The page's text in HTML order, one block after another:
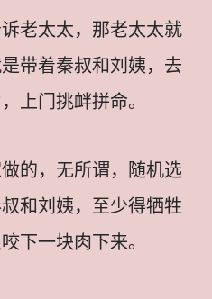
老太太，那老太太就
带着秦叔和刘姨，去
上门挑衅拼命。
的，无所谓，随机选
和刘姨，至少得牺牲
下一块肉下来。